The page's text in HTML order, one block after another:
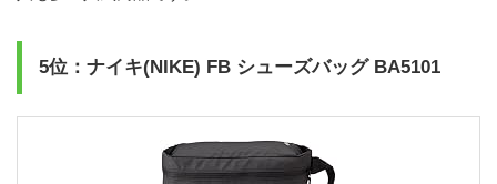
5位：ナイキ(NIKE) FB シューズバッグ BA5101